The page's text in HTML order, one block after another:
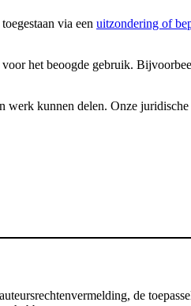
via een uitzondering of
het beoogde gebruik.
werk kunnen delen. Onze
de